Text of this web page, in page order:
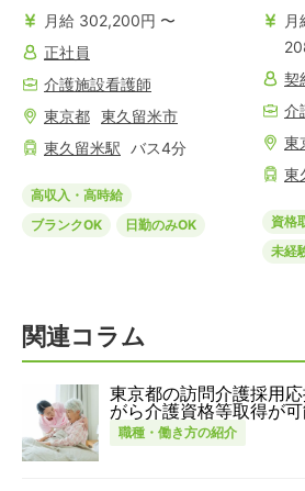
月給 302,200円 〜
正社員
介護施設看護師
東京都 東久留米市
東久留米駅 バス4分
高収入・高時給
ブランクOK
日勤のみOK
得】
契
介
東
東
資格
未経
関連コラム
東京都の訪問介護採用
がら介護資格等取得が
職種・働き方の紹介